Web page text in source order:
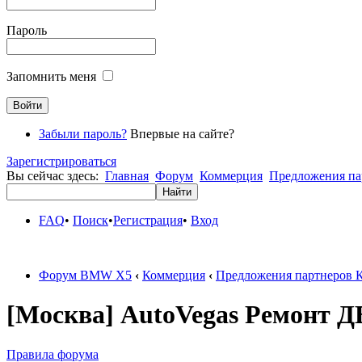
Пароль
Запомнить меня
Забыли пароль? Впервые на сайте?
Зарегистрироваться
Вы сейчас здесь: Главная Форум Коммерция Предложения
FAQ• Поиск•Регистрация• Вход
Форум BMW X5 ‹ Коммерция ‹ Предложения партнеров
[Москва] AutoVegas Ремонт
Правила форума